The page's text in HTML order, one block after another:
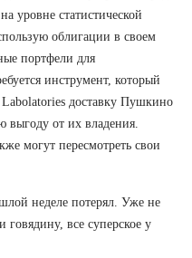
уровне статистической
облигации в своем
портфели для
инструмент, который
доставку Пушкино
выгоду от их владения.
могут пересмотреть свои
неделе потерял. Уже не
все суперское у